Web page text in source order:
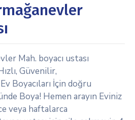
Mah. boyacı ustası
Güvenilir,
Boyacıları İçin doğru
Boya! Hemen arayın Eviniz
veya haftalarca